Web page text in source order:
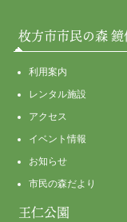
枚方市市民の森 鏡
利用案内
レンタル施設
アクセス
イベント情報
お知らせ
市民の森だより
王仁公園